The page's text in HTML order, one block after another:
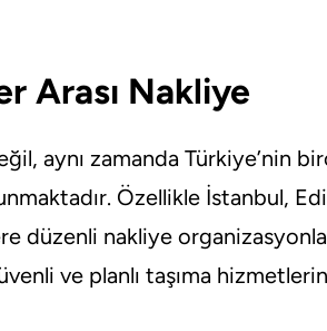
Arası Nakliye
aynı zamanda Türkiye’nin
Özellikle İstanbul,
düzenli nakliye
ve planlı taşıma